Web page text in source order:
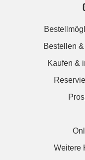
Bestellen
Kaufen &
Weitere